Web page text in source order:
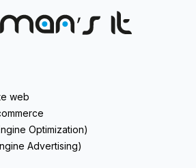
web
Optimization)
Advertising)